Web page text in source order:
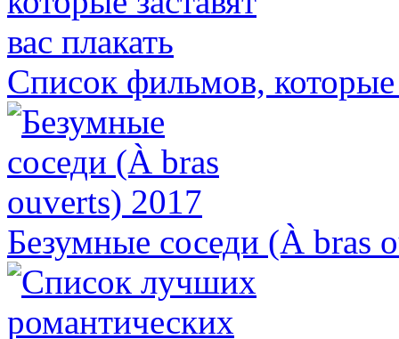
Список фильмов, которые
Безумные соседи (À bras